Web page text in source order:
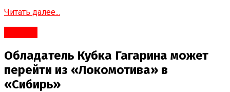
Читать далее...
Обладатель Кубка Гагарина может
перейти из «Локомотива» в
«Сибирь»